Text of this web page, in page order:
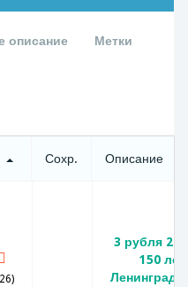
описание Метки
Сохр. Описание
3 рубля
150 лет